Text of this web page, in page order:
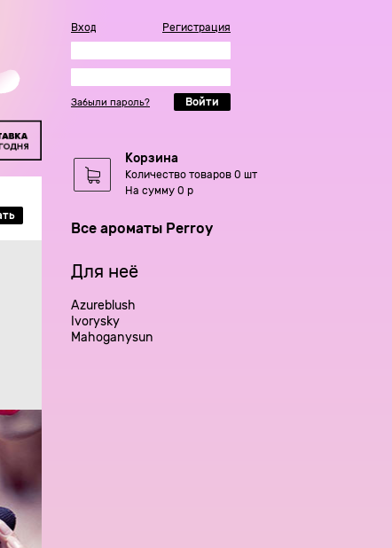
Вход Регистрация
Забыли пароль? Войти
Корзина
Количество товаров 0 шт
На сумму 0 р
Все ароматы Perroy
Для неё
Azureblush
Ivorysky
Mahoganysun